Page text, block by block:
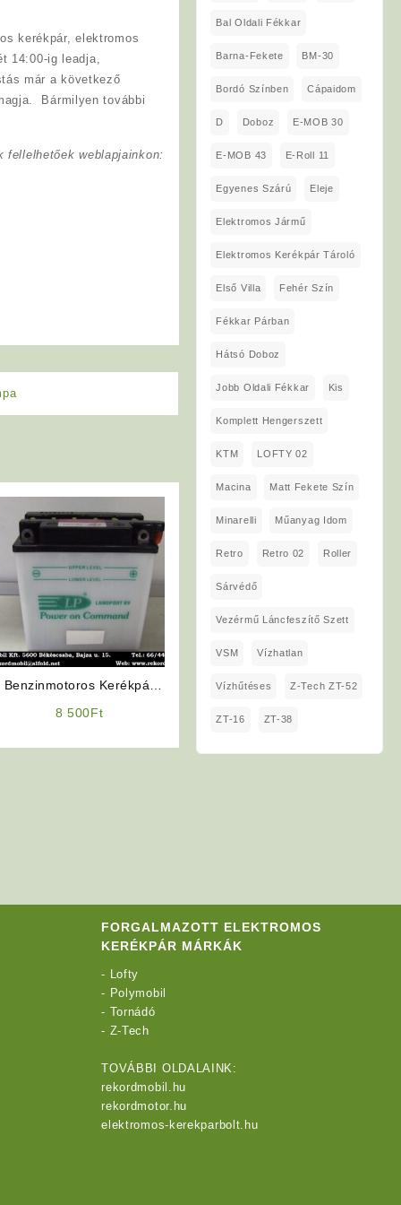
kerékpár, elektromos
14:00-ig leadja,
már a következő
Bármilyen további
weblapjainkon:
Benzinmotoros Kerékpár
8 500Ft
Bal Oldali Fékkar
Barna-Fekete BM-30
Bordó Színben Cápaidom
D Doboz E-MOB 30
E-MOB 43 E-Roll 11
Egyenes Szárú Eleje
Elektromos Jármű
Elektromos Kerékpár Tároló
Első Villa Fehér Szín
Fékkar Párban
Hátsó Doboz
Jobb Oldali Fékkar Kis
Komplett Hengerszett
KTM LOFTY 02
Macina Matt Fekete Szín
Minarelli Műanyag Idom
Retro Retro 02 Roller
Sárvédő
Vezérmű Láncfeszítő Szett
VSM Vízhatlan
Vízhűtéses Z-Tech ZT-52
ZT-16 ZT-38
FORGALMAZOTT ELEKTROMOS
KERÉKPÁR MÁRKÁK
- Lofty
- Polymobil
- Tornádó
- Z-Tech
TOVÁBBI OLDALAINK:
rekordmobil.hu
rekordmotor.hu
elektromos-kerekparbolt.hu